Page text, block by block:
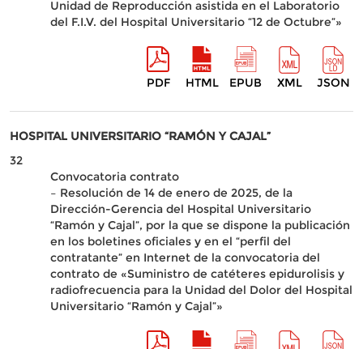
Unidad de Reproducción asistida en el Laboratorio
del F.I.V. del Hospital Universitario “12 de Octubre”»
PDF HTML EPUB XML JSON
HOSPITAL UNIVERSITARIO “RAMÓN Y CAJAL”
32
Convocatoria contrato
– Resolución de 14 de enero de 2025, de la
Dirección-Gerencia del Hospital Universitario
“Ramón y Cajal”, por la que se dispone la publicación
en los boletines oficiales y en el “perfil del
contratante” en Internet de la convocatoria del
contrato de «Suministro de catéteres epidurolisis y
radiofrecuencia para la Unidad del Dolor del Hospital
Universitario “Ramón y Cajal”»